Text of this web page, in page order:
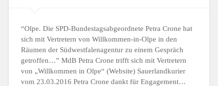
“Olpe. Die SPD-Bundestagsabgeordnete Petra Crone hat
sich mit Vertretern von Willkommen-in-Olpe in den
Räumen der Südwestfalenagentur zu einem Gespräch
getroffen…” MdB Petra Crone trifft sich mit Vertretern
von „Willkommen in Olpe“ (Website) Sauerlandkurier
vom 23.03.2016 Petra Crone dankt für Engagement…